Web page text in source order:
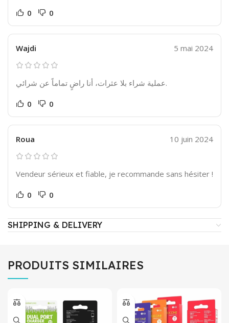
0 0
Wajdi 5 mai 2024
عملية شراء بلا عثرات، أنا راضٍ تماماً عن شرائي.
0 0
Roua 10 juin 2024
Vendeur sérieux et fiable, je recommande sans hésiter !
0 0
SHIPPING & DELIVERY
PRODUITS SIMILAIRES